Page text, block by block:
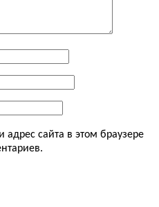
сайта в этом браузере